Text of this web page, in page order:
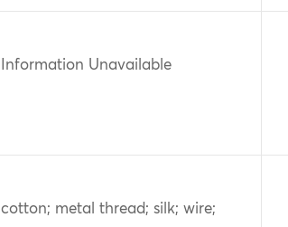
Information Unavailable
cotton; metal thread; silk; wire;